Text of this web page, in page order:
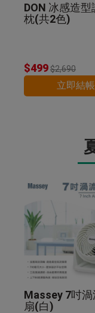
DON 冰感造型
枕(共2色)
$499$2,690
立即結帳
Massey 7吋渦
扇(白)